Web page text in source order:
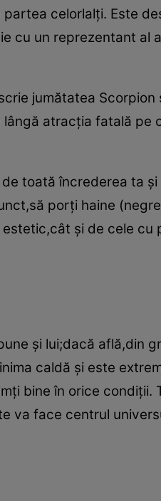
celorlalţi. Este
cu un reprezentant al
jumătatea Scorpion
lângă atracţia fatală pe
toată încrederea ta
porţi haine
şi de cele cu
şi lui;dacă află,din
caldă şi este
bine în orice condiţii.
va face centrul